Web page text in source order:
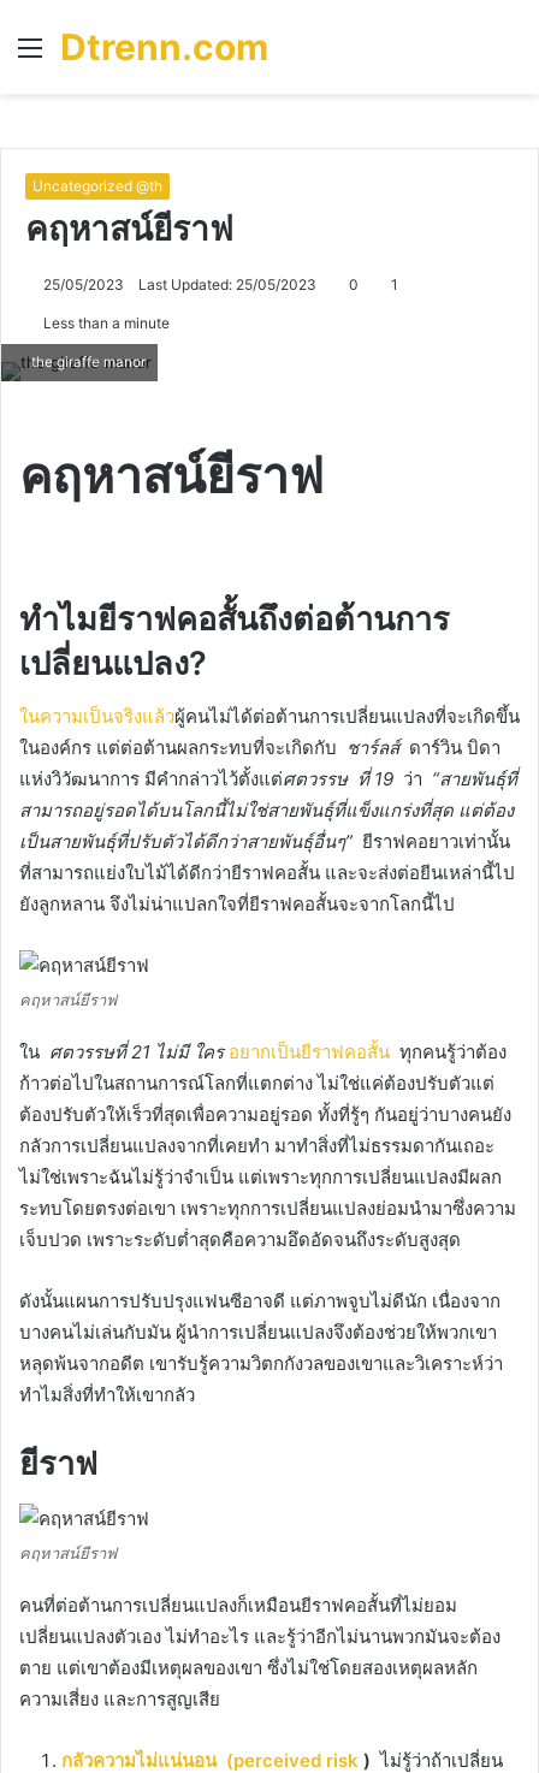
Menu
Dtrenn.com
Uncategorized @th
คฤหาสน์ยีราฟ
25/05/2023 Last Updated: 25/05/2023 0 1
Less than a minute
the giraffe manor
คฤหาสน์ยีราฟ
ทำไมยีราฟคอสั้นถึงต่อต้านการ
เปลี่ยนแปลง?
ในความเป็นจริงแล้วผู้คนไม่ได้ต่อต้านการเปลี่ยนแปลงที่จะเกิดขึ้น
ในองค์กร แต่ต่อต้านผลกระทบที่จะเกิดกับ ชาร์ลส์ดาร์วิน บิดา
แห่งวิวัฒนาการ มีคำกล่าวไว้ตั้งแต่ศตวรรษ ที่ 19 ว่า “สายพันธุ์ที่
สามารถอยู่รอดได้บนโลกนี้ไม่ใช่สายพันธุ์ที่แข็งแกร่งที่สุด แต่ต้อง
เป็นสายพันธุ์ที่ปรับตัวได้ดีกว่าสายพันธุ์อื่นๆ” ยีราฟคอยาวเท่านั้น
ที่สามารถแย่งใบไม้ได้ดีกว่ายีราฟคอสั้น และจะส่งต่อยีนเหล่านี้ไป
ยังลูกหลาน จึงไม่น่าแปลกใจที่ยีราฟคอสั้นจะจากโลกนี้ไป
คฤหาสน์ยีราฟ
ใน ศตวรรษที่ 21 ไม่มี ใคร อยากเป็นยีราฟคอสั้น ทุกคนรู้ว่าต้อง
ก้าวต่อไปในสถานการณ์โลกที่แตกต่างไม่ใช่แค่ต้องปรับตัวแต่
ต้องปรับตัวให้เร็วที่สุดเพื่อความอยู่รอด ทั้งที่รู้ๆ กันอยู่ว่าบางคนยัง
กลัวการเปลี่ยนแปลงจากที่เคยทำ มาทำสิ่งที่ไม่ธรรมดากันเถอะ
ไม่ใช่เพราะฉันไม่รู้ว่าจำเป็น แต่เพราะทุกการเปลี่ยนแปลงมีผลก
ระทบโดยตรงต่อเขา เพราะทุกการเปลี่ยนแปลงย่อมนำมาซึ่งความ
เจ็บปวด เพราะระดับต่ำสุดคือความอึดอัดจนถึงระดับสูงสุด
ดังนั้นแผนการปรับปรุงแฟนซีอาจดี แต่ภาพจูบไม่ดีนัก เนื่องจาก
บางคนไม่เล่นกับมัน ผู้นำการเปลี่ยนแปลงจึงต้องช่วยให้พวกเขา
หลุดพ้นจากอดีต เขารับรู้ความวิตกกังวลของเขาและวิเคราะห์ว่า
ทำไมสิ่งที่ทำให้เขากลัว
ยีราฟ
คฤหาสน์ยีราฟ
คนที่ต่อต้านการเปลี่ยนแปลงก็เหมือนยีราฟคอสั้นที่ไม่ยอม
เปลี่ยนแปลงตัวเอง ไม่ทำอะไร และรู้ว่าอีกไม่นานพวกมันจะต้อง
ตาย แต่เขาต้องมีเหตุผลของเขา ซึ่งไม่ใช่โดยสองเหตุผลหลัก
ความเสี่ยง และการสูญเสีย
กลัวความไม่แน่นอน (perceived risk ) ไม่รู้ว่าถ้าเปลี่ยน